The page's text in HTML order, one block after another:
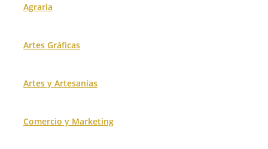
Agraria
Artes Gráficas
Artes y Artesanias
Comercio y Marketing